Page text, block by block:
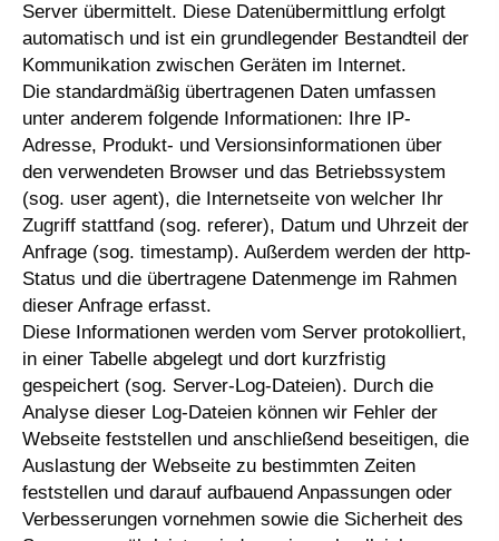
Server übermittelt. Diese Datenübermittlung erfolgt
automatisch und ist ein grundlegender Bestandteil der
Kommunikation zwischen Geräten im Internet.
Die standardmäßig übertragenen Daten umfassen
unter anderem folgende Informationen: Ihre IP-
Adresse, Produkt- und Versionsinformationen über
den verwendeten Browser und das Betriebssystem
(sog. user agent), die Internetseite von welcher Ihr
Zugriff stattfand (sog. referer), Datum und Uhrzeit der
Anfrage (sog. timestamp). Außerdem werden der http-
Status und die übertragene Datenmenge im Rahmen
dieser Anfrage erfasst.
Diese Informationen werden vom Server protokolliert,
in einer Tabelle abgelegt und dort kurzfristig
gespeichert (sog. Server-Log-Dateien). Durch die
Analyse dieser Log-Dateien können wir Fehler der
Webseite feststellen und anschließend beseitigen, die
Auslastung der Webseite zu bestimmten Zeiten
feststellen und darauf aufbauend Anpassungen oder
Verbesserungen vornehmen sowie die Sicherheit des